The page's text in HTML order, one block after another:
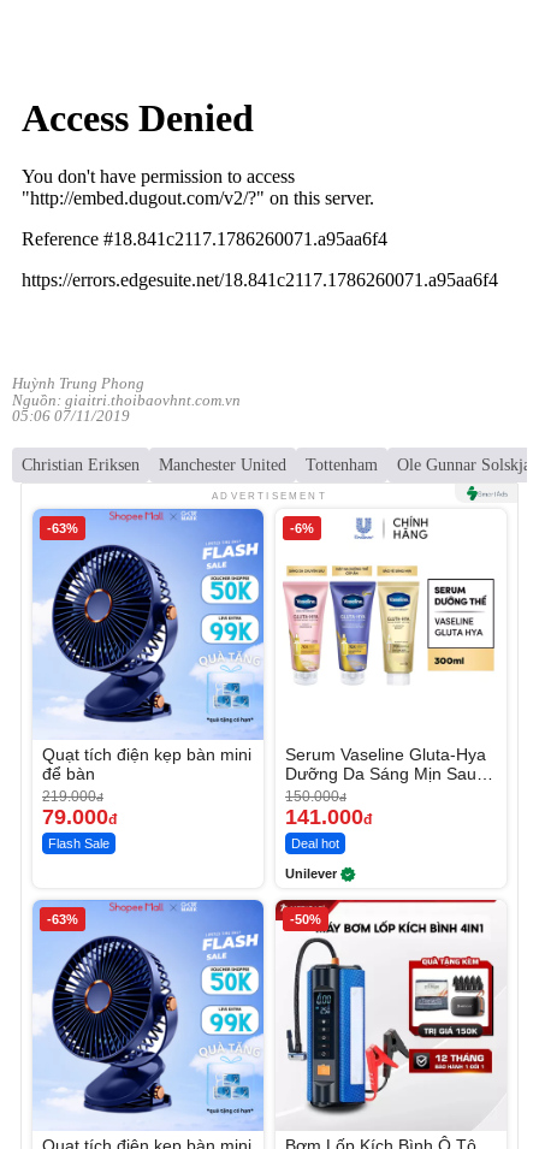
Huỳnh Trung Phong
Nguồn: giaitri.thoibaovhnt.com.vn
05:06 07/11/2019
Christian Eriksen Manchester United Tottenham Ole Gunnar
ADVERTISEMENT
-63%
Quạt tích điện kẹp bàn mini
để bàn
219.000đ
79.000đ
Flash Sale
-6%
Serum Vaseline Gluta-Hya
Dưỡng Da Sáng Mịn Sau 7
Ngày
150.000đ
141.000đ
Deal hot
Unilever
-63% -50%